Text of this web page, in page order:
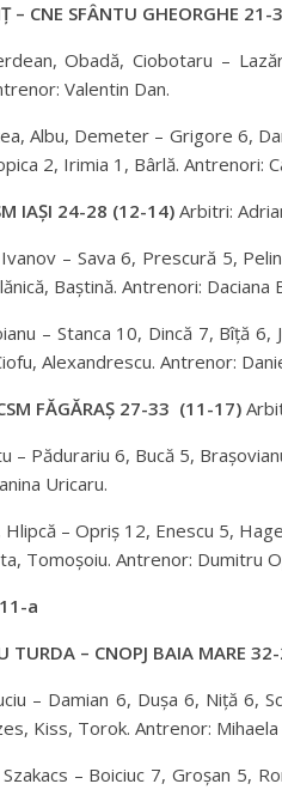
– CNE SFÂNTU GHEORGHE
Obadă, Ciobotaru –
Valentin Dan.
Albu, Demeter – Grigore 6,
2, Irimia 1, Bârlă. Antrenori:
IAȘI 24-28 (12-14) Arbitri:
– Sava 6, Prescură 5,
Baștină. Antrenori: Daciana
– Stanca 10, Dincă 7, Bîță
Alexandrescu. Antrenor:
FĂGĂRAȘ 27-33 (11-17)
– Pădurariu 6, Bucă 5,
Uricaru.
Hlipcă – Opriș 12, Enescu 5,
Tomoșoiu. Antrenor: Dumitru
a
TURDA – CNOPJ BAIA MARE
– Damian 6, Dușa 6, Niță 6,
Kiss, Torok. Antrenor: Mihaela
– Boiciuc 7, Groșan 5,